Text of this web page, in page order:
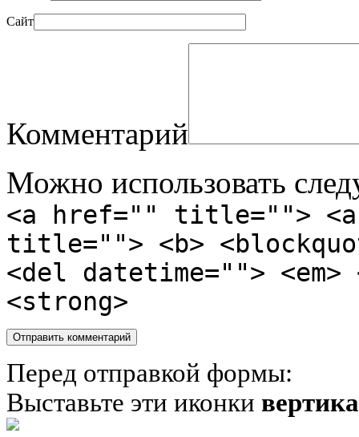
Сайт
Комментарий
Можно использовать
<a href="" title="">
title=""> <b>
<del datetime="">
<strong>
Перед отправкой формы:
Выставьте эти иконки